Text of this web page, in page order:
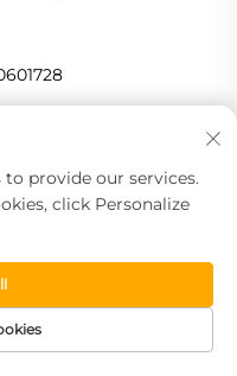
কো., লিমিটেড। সমস্ত অধিকার
বিনামূল্যে নমুনা টেলিফোন
provide our services.
click Personalize